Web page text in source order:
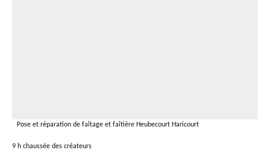
Pose et réparation de faîtage et faîtière Heubecourt Haricourt
9 h chaussée des créateurs